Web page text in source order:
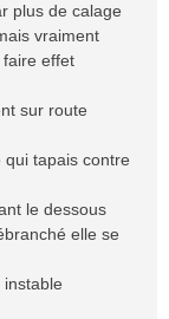
plus de calage
vraiment
effet
sur route
tapais contre
le dessous
elle se